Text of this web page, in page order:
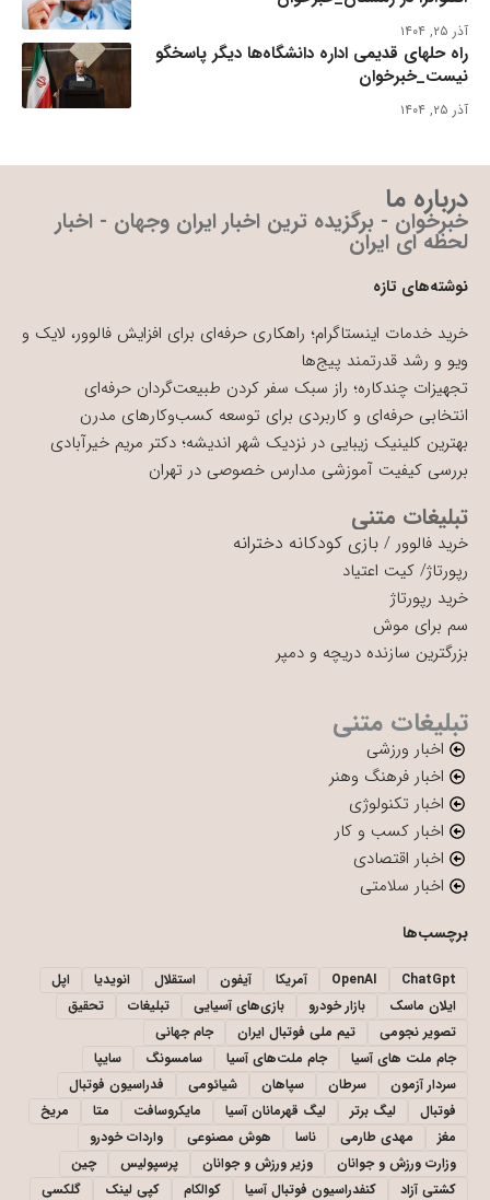
آذر ۲۵, ۱۴۰۴
راه حلهای قدیمی اداره دانشگاه‌ها دیگر پاسخگو
نیست_خبرخوان
آذر ۲۵, ۱۴۰۴
درباره ما
خبرخوان - برگزیده ترین اخبار ایران وجهان - اخبار
لحظه ای ایران
نوشته‌های تازه
خرید خدمات اینستاگرام؛ راهکاری حرفه‌ای برای افزایش فالوور، لایک و
ویو و رشد قدرتمند پیج‌ها
تجهیزات چندکاره؛ راز سبک سفر کردن طبیعت‌گردان حرفه‌ای
انتخابی حرفه‌ای و کاربردی برای توسعه کسب‌وکارهای مدرن
بهترین کلینیک زیبایی در نزدیک شهر اندیشه؛ دکتر مریم خیرآبادی
بررسی کیفیت آموزشی مدارس خصوصی در تهران
تبلیغات متنی
خرید فالوور / بازی کودکانه دخترانه
رپورتاژ/ کیت اعتیاد
خرید رپورتاژ
سم برای موش
بزرگترین سازنده دریچه و دمپر
تبلیغات متنی
اخبار ورزشی
اخبار فرهنگ وهنر
اخبار تکنولوژی
اخبار کسب و کار
اخبار اقتصادی
اخبار سلامتی
برچسب‌ها
ChatGpt
OpenAI آمریکا آیفون استقلال انویدیا
اپل
ایلان ماسک
بازار خودرو بازی‌های آسیایی تبلیغات
تحقیق
تصویر نجومی
تیم ملی فوتبال ایران
جام جهانی
جام ملت های آسیا
جام ملت‌های آسیا سامسونگ
سایپا
سردار آزمون
سرطان سپاهان شیائومی
فدراسیون فوتبال
فوتبال
لیگ برتر لیگ قهرمانان آسیا مایکروسافت متا
مریخ
مغز
مهدی طارمی ناسا هوش مصنوعی
واردات خودرو
وزارت ورزش و جوانان
وزیر ورزش و جوانان پرسپولیس
چین
کشتی آزاد
کنفدراسیون فوتبال آسیا کوالکام کپی لینک گلکسی